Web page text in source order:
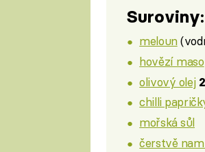
Suroviny:
meloun
hovězí maso
olivový olej
chilli
mořská sůl
čerstvě